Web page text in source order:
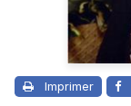
Imprimer